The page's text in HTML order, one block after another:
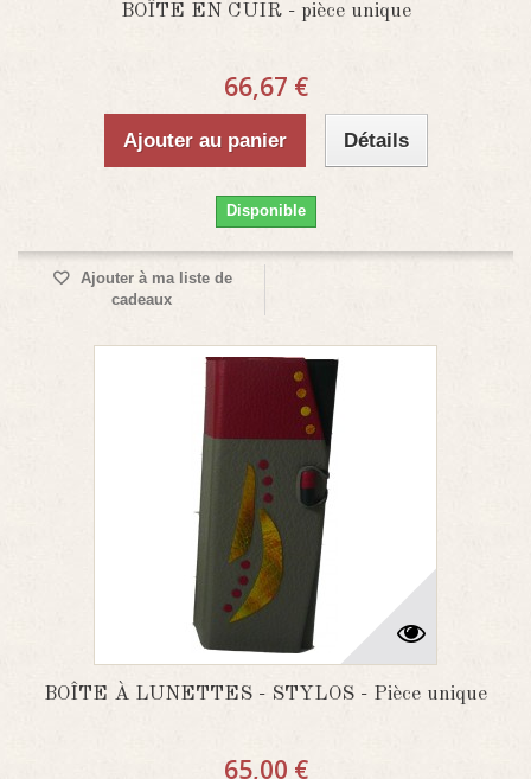
BOÎTE EN CUIR - pièce unique
66,67 €
Ajouter au panier Détails
Disponible
Ajouter à ma liste de
cadeaux
BOÎTE À LUNETTES - STYLOS - Pièce unique
65,00 €